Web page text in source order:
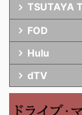
TSUTAYA
FOD
Hulu
dTV